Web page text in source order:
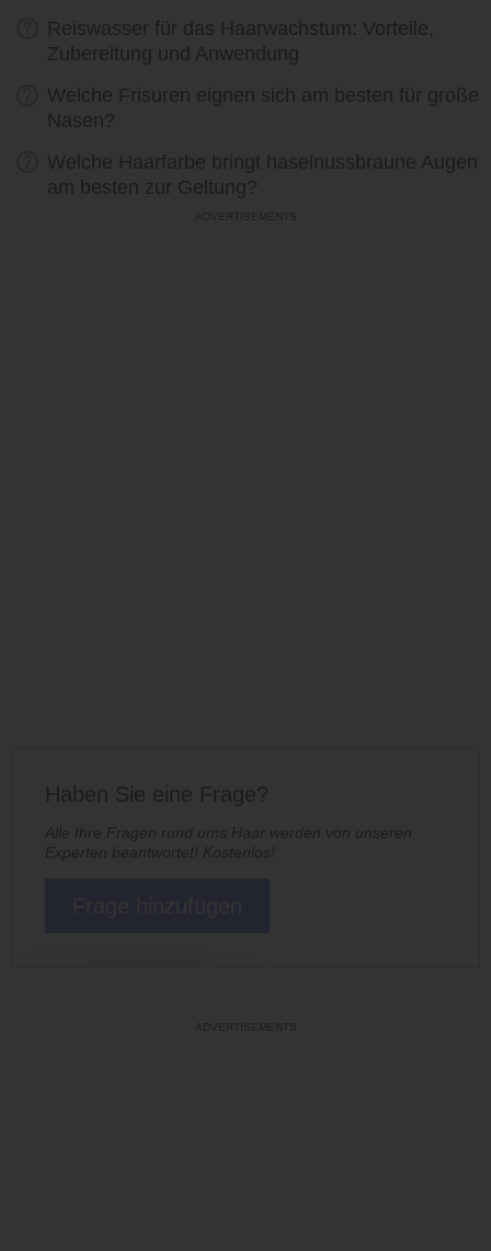
Reiswasser für das Haarwachstum: Vorteile,
Zubereitung und Anwendung
Welche Frisuren eignen sich am besten für große
Nasen?
Welche Haarfarbe bringt haselnussbraune Augen
am besten zur Geltung?
Haben Sie eine Frage?
Alle Ihre Fragen rund ums Haar werden von unseren
Experten beantwortet! Kostenlos!